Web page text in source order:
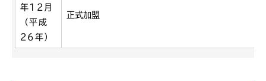
年12月
（平成
26年）
正式加盟